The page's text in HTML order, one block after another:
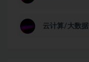
云计算/大数据